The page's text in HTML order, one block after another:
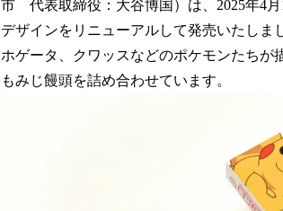
市 代表取締役：大谷博国）は、2025年4
デザインをリニューアルして発売いたしま
ホゲータ、クワッスなどのポケモンたち
もみじ饅頭を詰め合わせています。